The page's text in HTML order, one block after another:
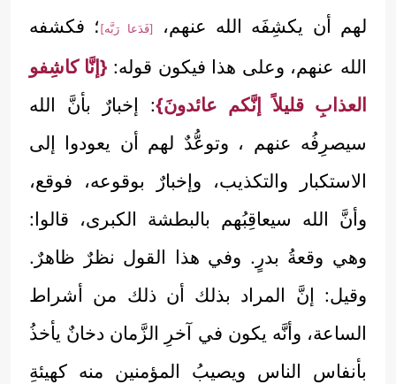
لهم أن يكشِفَه الله عنهم،
[فَدَعا رَبَّه] ؛ فكشفه
الله عنهم، وعلى هذا فيكون قوله: {إنَّا كاشِفو
العذابِ قليلاً إنَّكم عائدونَ}: إخبارٌ بأنَّ الله
سيصرِفُه عنهم ، وتوعُّدٌ لهم أن يعودوا إلى
الاستكبار والتكذيب، وإخبارٌ بوقوعه، فوقع،
وأنَّ الله سيعاقِبُهم بالبطشة الكبرى، قالوا:
وهي وقعةُ بدرٍ. وفي هذا القول نظرٌ ظاهرٌ.
وقيل: إنَّ المراد بذلك أن ذلك من أشراط
الساعة، وأنَّه يكون في آخرِ الزَّمان دخانٌ يأخذُ
بأنفاس الناس ويصيبُ المؤمنين منه كهيئةِ